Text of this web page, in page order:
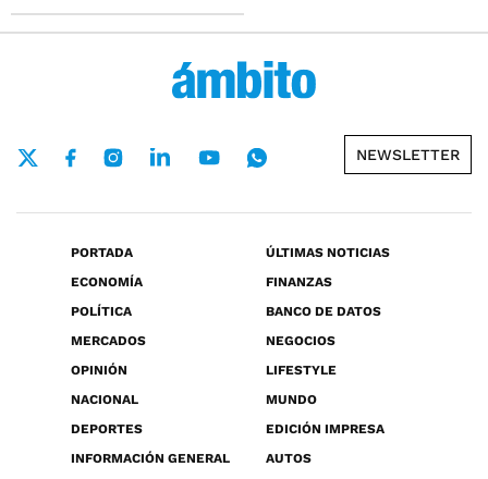
NEWSLETTER
PORTADA
ÚLTIMAS NOTICIAS
ECONOMÍA
FINANZAS
POLÍTICA
BANCO DE DATOS
MERCADOS
NEGOCIOS
OPINIÓN
LIFESTYLE
NACIONAL
MUNDO
DEPORTES
EDICIÓN IMPRESA
INFORMACIÓN GENERAL
AUTOS